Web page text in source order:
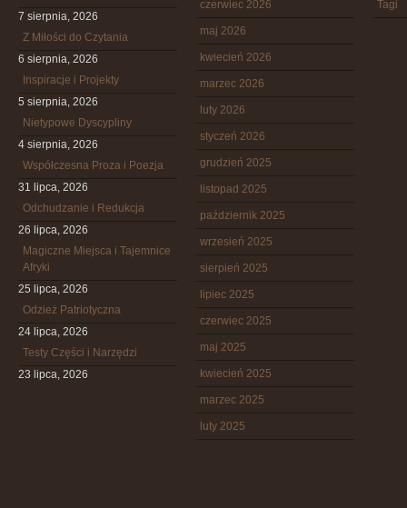
7 sierpnia, 2026
Z Miłości do Czytania
6 sierpnia, 2026
Inspiracje i Projekty
5 sierpnia, 2026
Nietypowe Dyscypliny
4 sierpnia, 2026
Współczesna Proza i Poezja
31 lipca, 2026
Odchudzanie i Redukcja
26 lipca, 2026
Magiczne Miejsca i Tajemnice
Afryki
25 lipca, 2026
Odzież Patriotyczna
24 lipca, 2026
Testy Części i Narzędzi
23 lipca, 2026
czerwiec 2026
maj 2026
kwiecień 2026
marzec 2026
luty 2026
styczeń 2026
grudzień 2025
listopad 2025
październik 2025
wrzesień 2025
sierpień 2025
lipiec 2025
czerwiec 2025
maj 2025
kwiecień 2025
marzec 2025
luty 2025
Tagi